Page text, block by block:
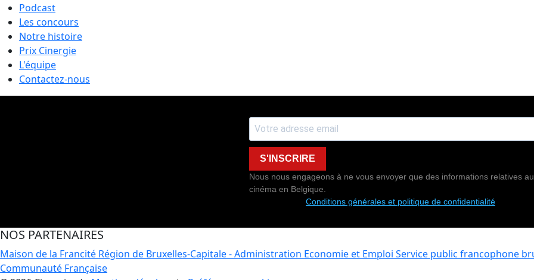
Podcast
Les concours
Notre histoire
Prix Cinergie
L'équipe
Contactez-nous
S'INSCRIRE
Nous nous engageons à ne vous envoyer que des informations relatives au
cinéma en Belgique.
Conditions générales et politique de confidentialité
NOS PARTENAIRES
Maison de la Francité Région de Bruxelles-Capitale - Administration Economie et Emploi Service public francophone
Communauté Française